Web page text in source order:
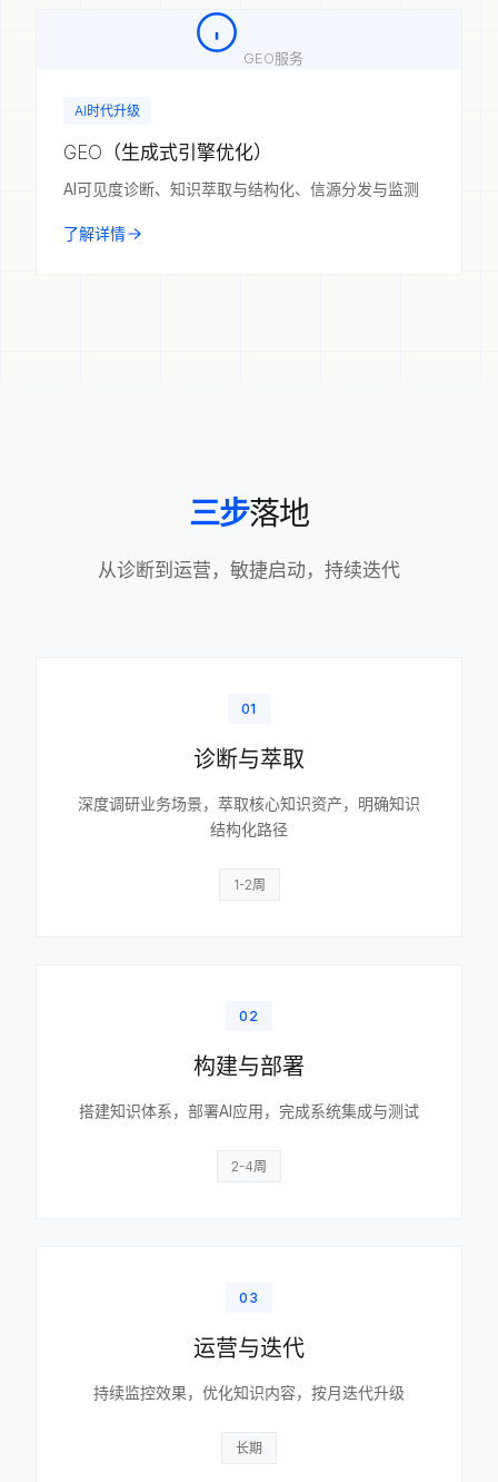
GEO服务
AI时代升级
GEO（生成式引擎优化）
AI可见度诊断、知识萃取与结构化、信源分发与监测
了解详情
三步落地
从诊断到运营，敏捷启动，持续迭代
01
诊断与萃取
深度调研业务场景，萃取核心知识资产，明确知识
结构化路径
1-2周
02
构建与部署
搭建知识体系，部署AI应用，完成系统集成与测试
2-4周
03
运营与迭代
持续监控效果，优化知识内容，按月迭代升级
长期